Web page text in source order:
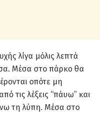
λίγα μόλις λεπτά
Μέσα στο πάρκο θα
οπότε μη
τις λέξεις “πάυω” και
τη λύπη. Μέσα στο